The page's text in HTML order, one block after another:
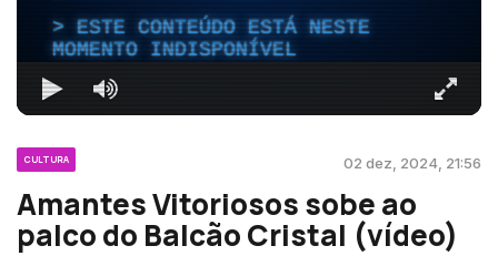
ESTE CONTEÚDO ESTÁ NESTE
MOMENTO INDISPONÍVEL
CULTURA 02 dez, 2024, 21:56
Amantes Vitoriosos sobe ao
palco do Balcão Cristal (vídeo)